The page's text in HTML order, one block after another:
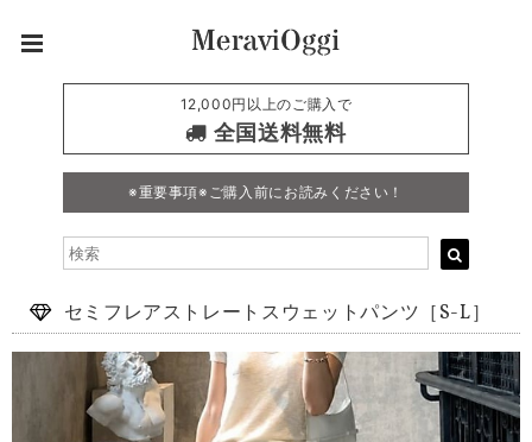
12,000円以上のご購入で
全国送料無料
※重要事項※ご購入前にお読みください！
セミフレアストレートスウェットパンツ［S-L］